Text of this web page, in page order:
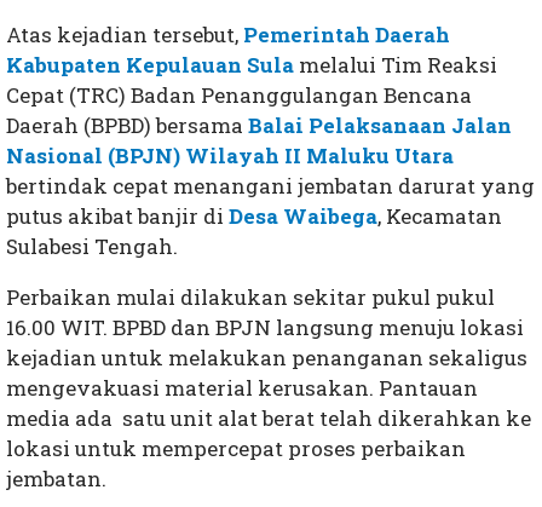
Atas kejadian tersebut, Pemerintah Daerah
Kabupaten Kepulauan Sula melalui Tim Reaksi
Cepat (TRC) Badan Penanggulangan Bencana
Daerah (BPBD) bersama Balai Pelaksanaan Jalan
Nasional (BPJN) Wilayah II Maluku Utara
bertindak cepat menangani jembatan darurat yang
putus akibat banjir di Desa Waibega, Kecamatan
Sulabesi Tengah.
Perbaikan mulai dilakukan sekitar pukul pukul
16.00 WIT. BPBD dan BPJN langsung menuju lokasi
kejadian untuk melakukan penanganan sekaligus
mengevakuasi material kerusakan. Pantauan
media ada satu unit alat berat telah dikerahkan ke
lokasi untuk mempercepat proses perbaikan
jembatan.